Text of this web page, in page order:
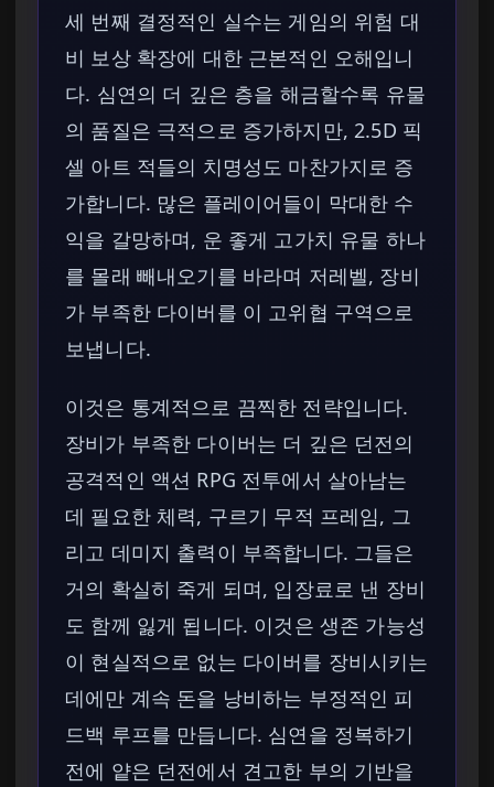
세 번째 결정적인 실수는 게임의 위험 대
비 보상 확장에 대한 근본적인 오해입니
다. 심연의 더 깊은 층을 해금할수록 유물
의 품질은 극적으로 증가하지만, 2.5D 픽
셀 아트 적들의 치명성도 마찬가지로 증
가합니다. 많은 플레이어들이 막대한 수
익을 갈망하며, 운 좋게 고가치 유물 하나
를 몰래 빼내오기를 바라며 저레벨, 장비
가 부족한 다이버를 이 고위협 구역으로
보냅니다.
이것은 통계적으로 끔찍한 전략입니다.
장비가 부족한 다이버는 더 깊은 던전의
공격적인 액션 RPG 전투에서 살아남는
데 필요한 체력, 구르기 무적 프레임, 그
리고 데미지 출력이 부족합니다. 그들은
거의 확실히 죽게 되며, 입장료로 낸 장비
도 함께 잃게 됩니다. 이것은 생존 가능성
이 현실적으로 없는 다이버를 장비시키는
데에만 계속 돈을 낭비하는 부정적인 피
드백 루프를 만듭니다. 심연을 정복하기
전에 얕은 던전에서 견고한 부의 기반을